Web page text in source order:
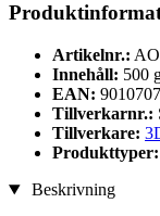
Artikelnr.:
Innehåll: 500
EAN:
Tillverkarnr.:
Tillverkare:
Produkttyper:
Beskrivning